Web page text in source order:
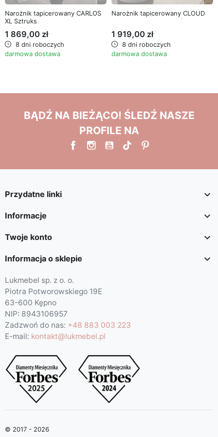
pianka PURtyp T-30 / T-38.
Dodatkowe informacje:
polski produkt,
gwarancja: 24 miesiące,
montażu.
Kolory poszczególnych tkanin na zdjęciach mogą się
różnić od rzeczywistych - wynika to z różnorodności
dostępnego sprzętu komputerowego oraz jego
ustawień monitora i karty graficznej.
Narożnik tapicerowany CARLOS
XL Sztruks
1 869,00 zł
8 dni roboczych
darmowa dostawa
Narożnik tapicerowany CLOUD
1 919,00 zł
8 dni roboczych
darmowa dostawa
BĄDŹ NA BIEŻĄCO! ŚLEDŹ NASZE
PROFILE NA
Przydatne linki 
Informacje 
Twoje konto 
Informacja o sklepie 
Lukmebel sp. z o. o.
Piotra Potworowskiego 19E
63-600 Kępno
NIP: 8943106957
Zadzwoń do nas: +48 883 003 223
E-mail: kontakt@lukmebel.pl
© 2017 - 2026